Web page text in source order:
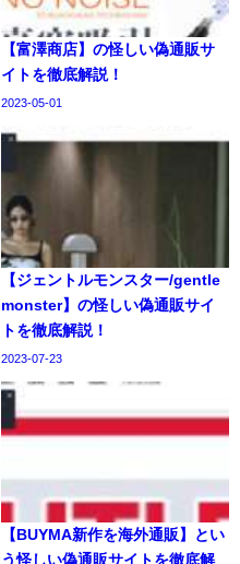
【富澤商店】の怪しい偽通販サ
イトを徹底解説！
2023-05-01
【ジェントルモンスター/gentle
monster】の怪しい偽通販サイ
トを徹底解説！
2023-07-23
【BUYMA新作を海外通販】とい
う怪しい偽通販サイトを徹底解